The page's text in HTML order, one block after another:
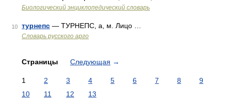
Биологический энциклопедический словарь
10 турнепс — ТУРНЕПС, а, м. Лицо …
Словарь русского арго
Страницы Следующая →
1 2 3 4 5 6 7 8
9
10
11 12 13